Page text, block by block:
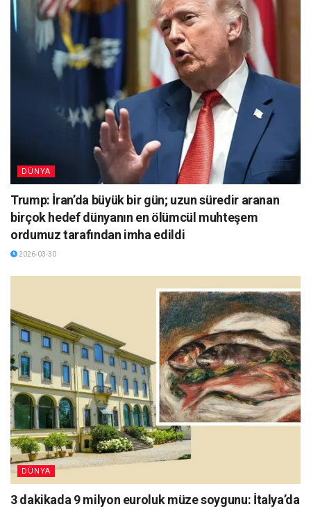
DÜNYA
Trump: İran’da büyük bir gün; uzun süredir aranan
birçok hedef dünyanın en ölümcül muhteşem
ordumuz tarafından imha edildi
2026-03-30
DÜNYA
3 dakikada 9 milyon euroluk müze soygunu: İtalya’da